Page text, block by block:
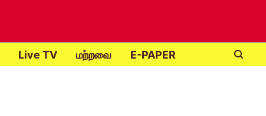
Live TV மற்றவை E-PAPER